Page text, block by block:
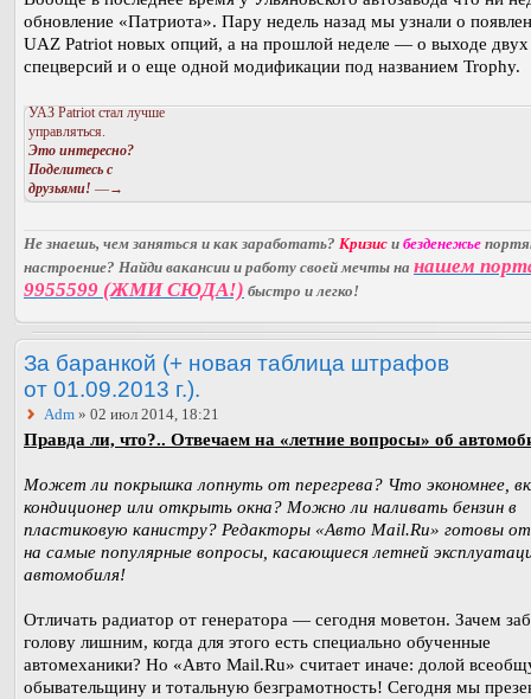
обновление «Патриота». Пару недель назад мы узнали о
UAZ Patriot новых опций, а на прошлой неделе — о выходе двух
спецверсий и о еще одной модификации под названием Trophy.
УАЗ Patriot стал лучше
управляться.
Это интересно?
Поделитесь с
друзьями! —→
Не знаешь, чем заняться и как заработать? Кризис и безденежье
настроение? Найди вакансии и работу своей мечты на нашем
9955599 (ЖМИ СЮДА!) быстро и легко!
За баранкой (+ новая таблица штрафов
от 01.09.2013 г.).
Adm » 02 июл 2014, 18:21
Правда ли, что?.. Отвечаем на «летние вопросы» об
Может ли покрышка лопнуть от перегрева? Что экономнее,
кондиционер или открыть окна? Можно ли наливать бензин в
пластиковую канистру? Редакторы «Авто Mail.Ru» готовы
на самые популярные вопросы, касающиеся летней
автомобиля!
Отличать радиатор от генератора — сегодня моветон. Зачем
голову лишним, когда для этого есть специально обученные
автомеханики? Но «Авто Mail.Ru» считает иначе: долой
обывательщину и тотальную безграмотность! Сегодня мы